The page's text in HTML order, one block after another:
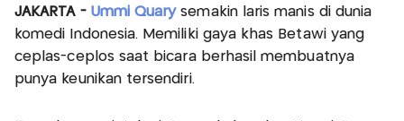
JAKARTA - Ummi Quarysemakin laris manis di dunia
komedi Indonesia. Memiliki gaya khas Betawi yang
ceplas-ceplos saat bicara berhasil membuatnya
punya keunikan tersendiri.